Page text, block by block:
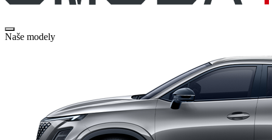
Naše modely